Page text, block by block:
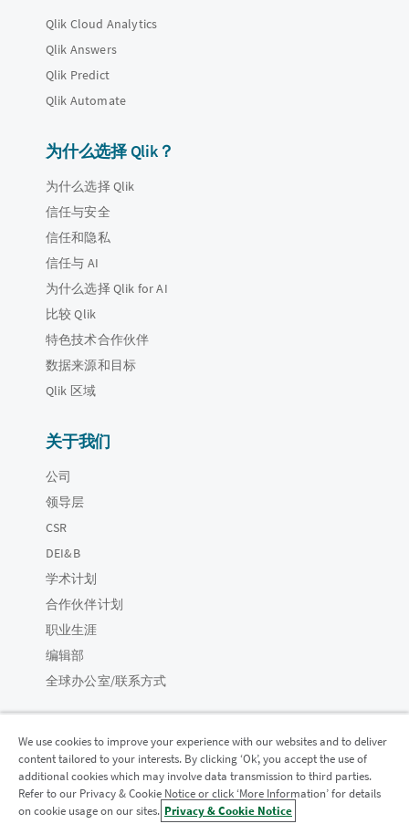
Qlik Cloud Analytics
Qlik Answers
Qlik Predict
Qlik Automate
为什么选择 Qlik？
为什么选择 Qlik
信任与安全
信任和隐私
信任与 AI
为什么选择 Qlik for AI
比较 Qlik
特色技术合作伙伴
数据来源和目标
Qlik 区域
关于我们
公司
领导层
CSR
DEI&B
学术计划
合作伙伴计划
职业生涯
编辑部
全球办公室/联系方式
Qlik 社区
We use cookies to improve your experience with our websites and to deliver
content tailored to your interests. By clicking ‘Ok’, you accept the use of
additional cookies which may involve data transmission to third parties.
Refer to our Privacy & Cookie Notice or click ‘More Information’ for details
on cookie usage on our sites. Privacy & Cookie Notice